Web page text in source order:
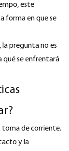
este
forma en que se
pregunta no es
qué se enfrentará
toma de corriente.
y la